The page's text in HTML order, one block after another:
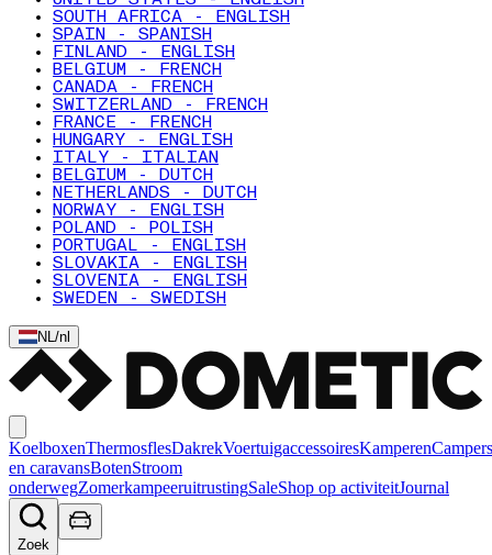
SOUTH AFRICA - ENGLISH
SPAIN - SPANISH
FINLAND - ENGLISH
BELGIUM - FRENCH
CANADA - FRENCH
SWITZERLAND - FRENCH
FRANCE - FRENCH
HUNGARY - ENGLISH
ITALY - ITALIAN
BELGIUM - DUTCH
NETHERLANDS - DUTCH
NORWAY - ENGLISH
POLAND - POLISH
PORTUGAL - ENGLISH
SLOVAKIA - ENGLISH
SLOVENIA - ENGLISH
SWEDEN - SWEDISH
NL/nl
KoelboxenThermosflesDakrekVoertuigaccessoiresKamperenCampers
en caravansBotenStroom
onderwegZomerkampeeruitrustingSaleShop op activiteitJournal
Zoek